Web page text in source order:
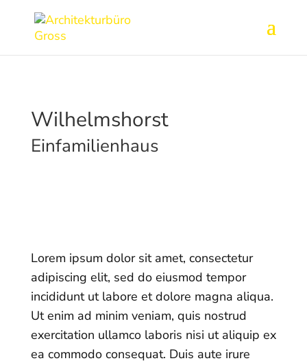
Wilhelmshorst
Einfamilienhaus
Lorem ipsum dolor sit amet, consectetur
adipiscing elit, sed do eiusmod tempor
incididunt ut labore et dolore magna aliqua.
Ut enim ad minim veniam, quis nostrud
exercitation ullamco laboris nisi ut aliquip ex
ea commodo consequat. Duis aute irure